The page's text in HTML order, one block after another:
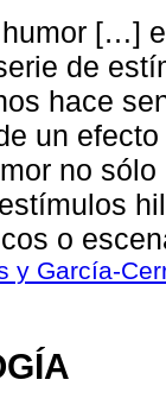
[…]
de
hace
un
no
o
y García-